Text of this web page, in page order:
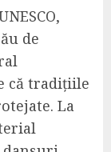
de
că tradițiile
La